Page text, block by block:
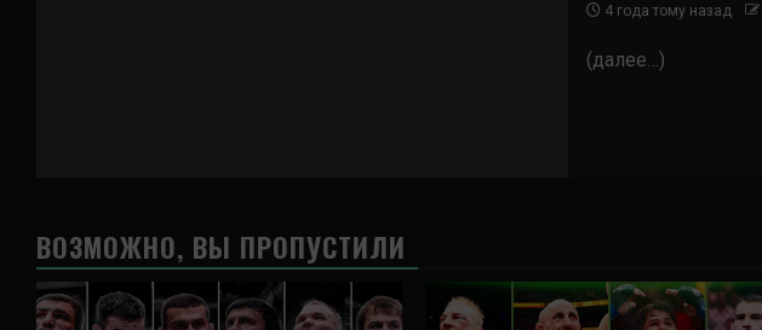
4 года тому назад
(далее…)
ВОЗМОЖНО, ВЫ ПРОПУСТИЛИ